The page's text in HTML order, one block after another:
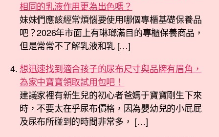
相同的乳液作用更為出色嗎？
妹妹們應該經常煩惱要使用哪個專櫃基礎保養品
吧？2026年市面上有琳瑯滿目的專櫃保養商品，
但是常常不了解乳液和乳 […]
想迅速找到適合孩子的尿布尺寸與品牌有眉角，
為家中寶寶領取試用包吧！
建議家裡有新生兒的初心者爸媽于寶寶剛生下來
時，不要太在乎尿布價格，因為嬰幼兒的小屁屁
及尿布所碰到的時間非常多， […]